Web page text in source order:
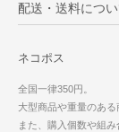
配送・送料につい
ネコポス
全国一律350円。
大型商品や重量のある
また、購入個数や組